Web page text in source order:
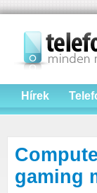
Hírek
gaming